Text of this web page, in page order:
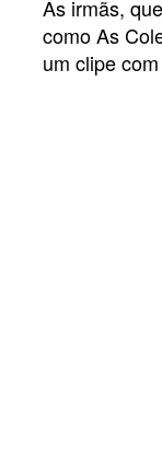
As irmãs,
como As
um clipe com